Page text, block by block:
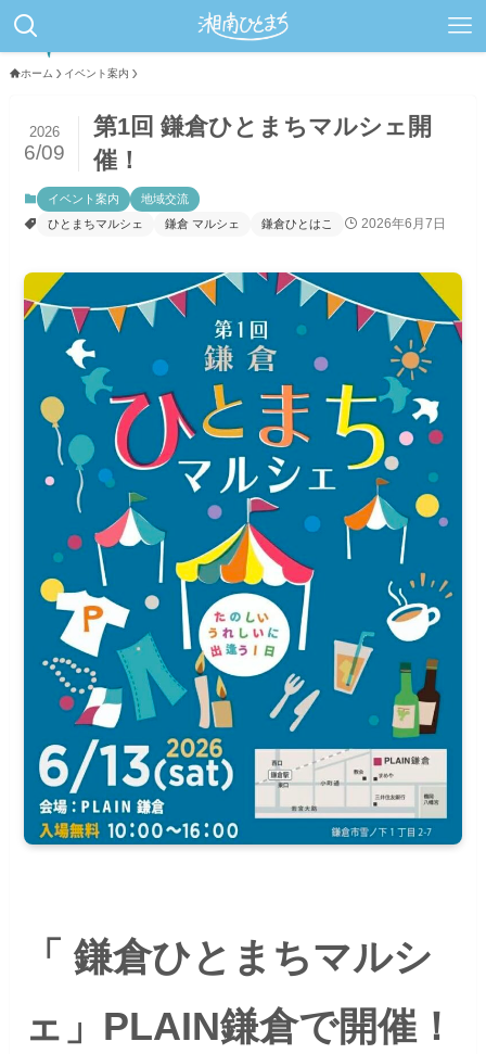
ホーム イベント案内
第1回 鎌倉ひとまちマルシェ開
催！
2026
6/09
イベント案内
地域交流
ひとまちマルシェ
鎌倉 マルシェ 鎌倉ひとはこ 2026年6月7日
「 鎌倉ひとまちマルシ
ェ」PLAIN鎌倉で開催！